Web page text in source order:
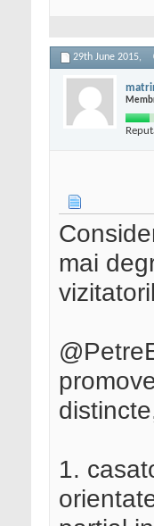
29th June 2015,
mai
1.